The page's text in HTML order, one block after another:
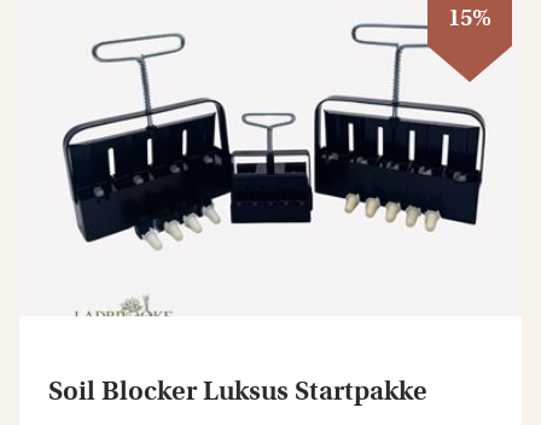
15%
Soil Blocker Luksus Startpakke